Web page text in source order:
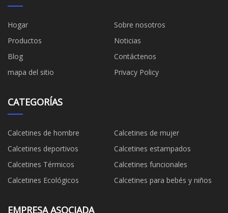
Hogar
Sobre nosotros
Productos
Noticias
Blog
Contáctenos
mapa del sitio
Privacy Policy
CATEGORÍAS
Calcetines de hombre
Calcetines de mujer
Calcetines deportivos
Calcetines estampados
Calcetines Térmicos
Calcetines funcionales
Calcetines Ecológicos
Calcetines para bebés y niños
EMPRESA ASOCIADA